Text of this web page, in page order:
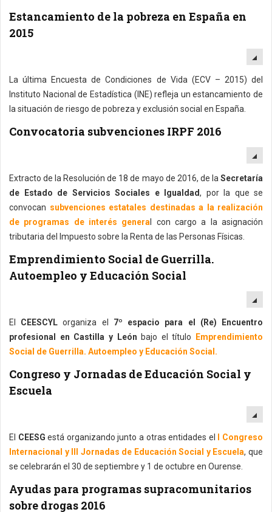
Estancamiento de la pobreza en España en
2015
La última Encuesta de Condiciones de Vida (ECV – 2015) del
Instituto Nacional de Estadística (INE) refleja un estancamiento de
la situación de riesgo de pobreza y exclusión social en España.
Convocatoria subvenciones IRPF 2016
Extracto de la Resolución de 18 de mayo de 2016, de la Secretaría
de Estado de Servicios Sociales e Igualdad, por la que se
convocan subvenciones estatales destinadas a la realización
de programas de interés genera l con cargo a la asignación
tributaria del Impuesto sobre la Renta de las Personas Físicas.
Emprendimiento Social de Guerrilla.
Autoempleo y Educación Social
El CEESCYL organiza el
7º espacio para el (Re) Encuentro
profesional en Castilla y León bajo el título
Emprendimiento
Social de Guerrilla. Autoempleo y Educación Social.
Congreso y Jornadas de Educación Social y
Escuela
El CEESG está organizando junto a otras entidades el
I Congreso
Internacional y III Jornadas de Educación Social y Escuela, que
se celebrarán el 30 de septiembre y 1 de octubre en Ourense.
Ayudas para programas supracomunitarios
sobre drogas 2016